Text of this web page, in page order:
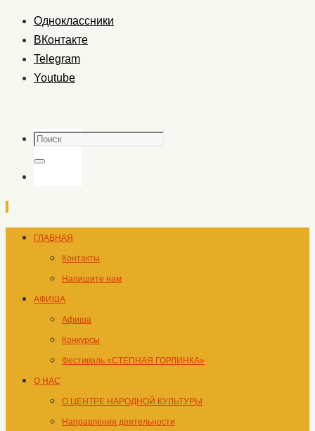
Одноклассники
ВКонтакте
Telegram
Youtube
Поиск
Поиск
Перейти
содержимому
ГЛАВНАЯ
Контакты
Напишите нам
АФИША
Афиша
Конкурсы
Фестиваль «СТЕПНАЯ ГОРЛИНКА»
О НАС
О ЦЕНТРЕ НАРОДНОЙ КУЛЬТУРЫ
Направления деятельности